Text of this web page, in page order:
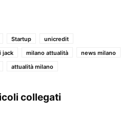
Startup
unicredit
jack milano attualità
news milano
attualità milano
collegati